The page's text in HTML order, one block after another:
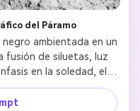
del Páramo
ambientada en un
fusión de siluetas, luz
en la soledad, el
poder a través de la quietud y el contraste fílmico.